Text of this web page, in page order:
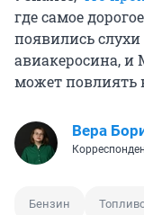
где самое
появились
авиакеросина, и
может повлиять
Вера
Бензин